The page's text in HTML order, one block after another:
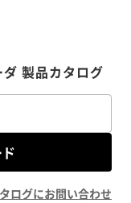
製品カタログ
ログにお問い合わせ